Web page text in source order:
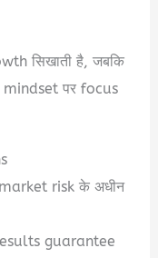
सिखाती है, जबकि
पर focus
risk के अधीन
guarantee